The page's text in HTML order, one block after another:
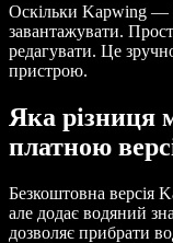
Оскільки Kapwing —
завантажувати.
редагувати. Це
пристрою.
Яка різниця
платною
Безкоштовна версія
але додає водяний
дозволяє прибрати